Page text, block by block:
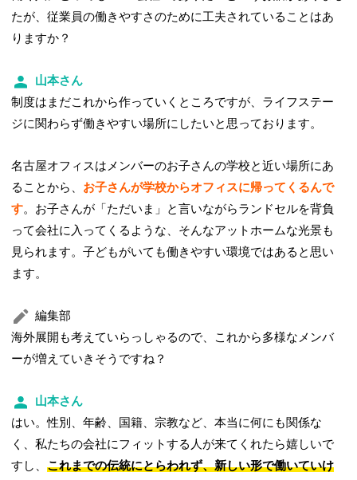
たが、従業員の働きやすさのために工夫されていることはあ
りますか？
山本さん
制度はまだこれから作っていくところですが、ライフステー
ジに関わらず働きやすい場所にしたいと思っております。
名古屋オフィスはメンバーのお子さんの学校と近い場所にあ
ることから、 お子さんが学校からオフィスに帰ってくるんで
す。お子さんが「ただいま」と言いながらランドセルを背負
って会社に入ってくるような、そんなアットホームな光景も
見られます。子どもがいても働きやすい環境ではあると思い
ます。
編集部
海外展開も考えていらっしゃるので、これから多様なメンバ
ーが増えていきそうですね？
山本さん
はい。性別、年齢、国籍、宗教など、本当に何にも関係な
く、私たちの会社にフィットする人が来てくれたら嬉しいで
すし、これまでの伝統にとらわれず、新しい形で働いていけ